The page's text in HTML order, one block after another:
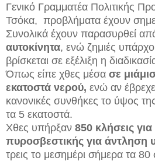
Γενικό Γραμματέα Πολιτικής
Τσόκα, προβλήματα έχουν
Συνολικά έχουν παρασυρθεί
αυτοκίνητα, ενώ ζημιές
βρίσκεται σε εξέλιξη η
Όπως είπε χθες μέσα σε
εκατοστά νερού, ενώ αν
κανονικές συνθήκες το ύψος
τα 5 εκατοστά.
Χθες υπήρξαν 850 κλήσεις
πυροσβεστικής για άντληση
τρεις το μεσημέρι σήμερα τα 80